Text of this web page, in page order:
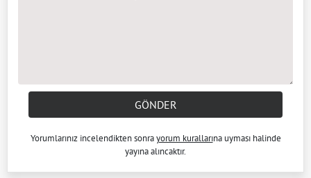
GÖNDER
Yorumlarınız incelendikten sonrayorum kurallarına uyması halinde
yayına alıncaktır.